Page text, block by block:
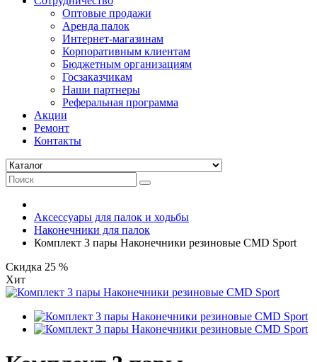
Оптовые продажи
Аренда палок
Интернет-магазинам
Корпоративным клиентам
Бюджетным организациям
Госзаказчикам
Наши партнеры
Реферальная программа
Акции
Ремонт
Контакты
Аксессуары для палок и ходьбы
Наконечники для палок
Комплект 3 пары Наконечники резиновые CMD Sport
Скидка 25 %
Хит